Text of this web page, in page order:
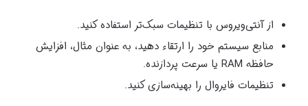
از آنتی‌ویروس با تنظیمات سبک‌تر استفاده کنید.
منابع سیستم خود را ارتقاء دهید، به عنوان مثال، افزایش
حافظه RAM یا سرعت پردازنده.
تنظیمات فایروال را بهینه‌سازی کنید.